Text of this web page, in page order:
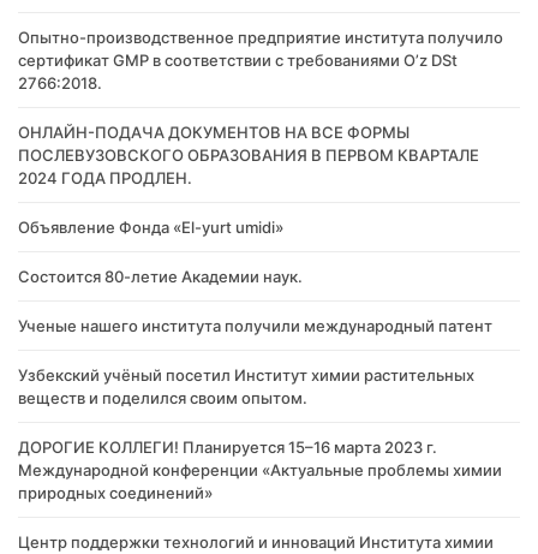
Опытно-производственное предприятие института получило
сертификат GMP в соответствии с требованиями O’z DSt
2766:2018.
ОНЛАЙН-ПОДАЧА ДОКУМЕНТОВ НА ВСЕ ФОРМЫ
ПОСЛЕВУЗОВСКОГО ОБРАЗОВАНИЯ В ПЕРВОМ КВАРТАЛЕ
2024 ГОДА ПРОДЛЕН.
Объявление Фонда «El-yurt umidi»
Состоится 80-летие Академии наук.
Ученые нашего института получили международный патент
Узбекский учёный посетил Институт химии растительных
веществ и поделился своим опытом.
ДОРОГИЕ КОЛЛЕГИ! Планируется 15–16 марта 2023 г.
Международной конференции «Актуальные проблемы химии
природных соединений»
Центр поддержки технологий и инноваций Института химии